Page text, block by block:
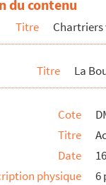
du contenu
Titre Chartriers
Titre La
Cote
Titre
Date
physique
6